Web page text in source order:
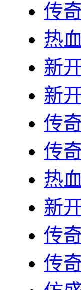
传
热
新
新
传
传
热
新
传
传